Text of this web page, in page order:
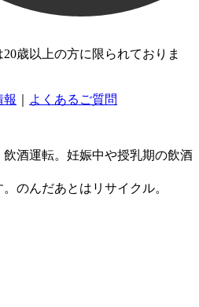
歳以上の方に限られておりま
報 よくあるご質問
酒運転。妊娠中や授乳期の飲酒
のんだあとはリサイクル。